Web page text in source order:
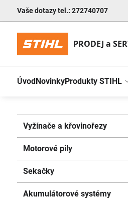
Vaše dotazy tel.: 272740707
ÚvodNovinkyProdukty STIHL
Vyžínače a křovinořezy
Motorové pily
Sekačky
Akumulátorové systémy